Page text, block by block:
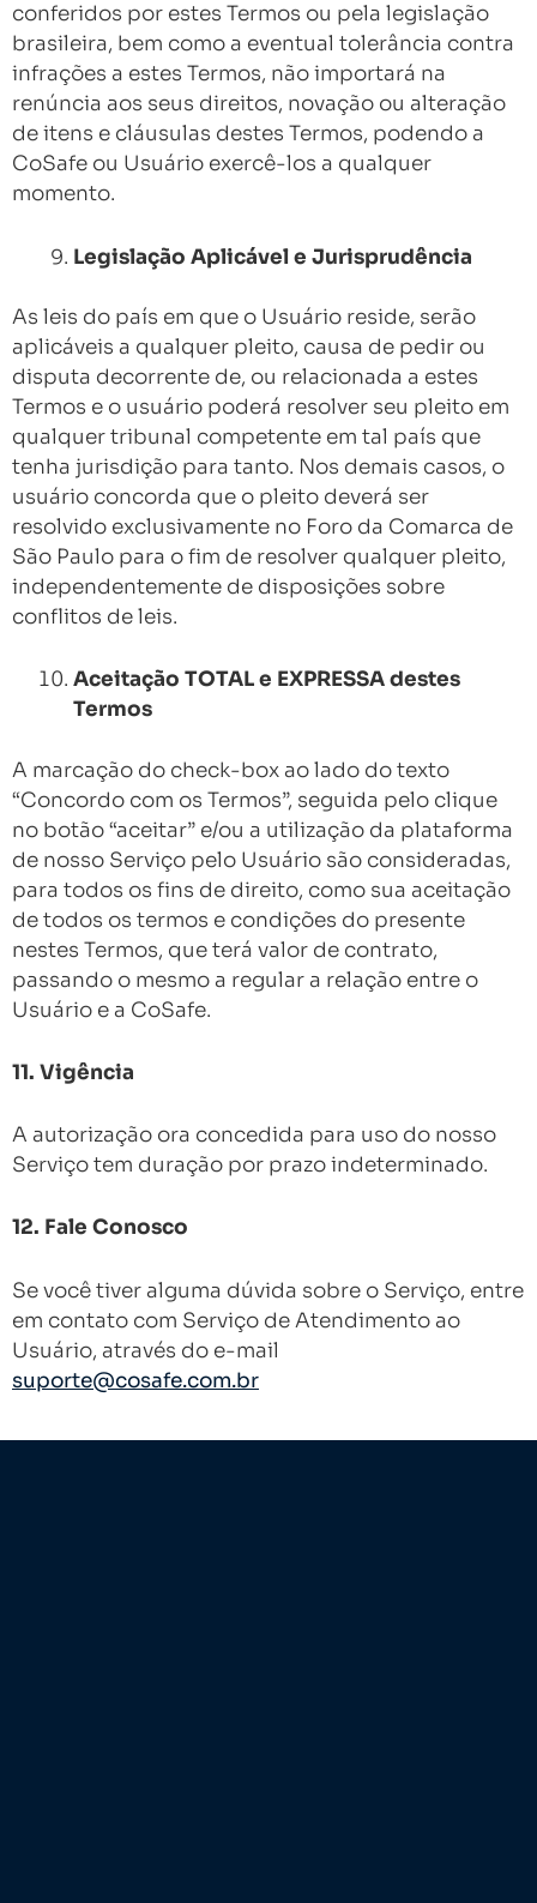
conferidos por estes Termos ou pela legislação
brasileira, bem como a eventual tolerância contra
infrações a estes Termos, não importará na
renúncia aos seus direitos, novação ou alteração
de itens e cláusulas destes Termos, podendo a
CoSafe ou Usuário exercê-los a qualquer
momento.
Legislação Aplicável e Jurisprudência
As leis do país em que o Usuário reside, serão
aplicáveis a qualquer pleito, causa de pedir ou
disputa decorrente de, ou relacionada a estes
Termos e o usuário poderá resolver seu pleito em
qualquer tribunal competente em tal país que
tenha jurisdição para tanto. Nos demais casos, o
usuário concorda que o pleito deverá ser
resolvido exclusivamente no Foro da Comarca de
São Paulo para o fim de resolver qualquer pleito,
independentemente de disposições sobre
conflitos de leis.
Aceitação TOTAL e EXPRESSA destes
Termos
A marcação do check-box ao lado do texto
“Concordo com os Termos”, seguida pelo clique
no botão “aceitar” e/ou a utilização da plataforma
de nosso Serviço pelo Usuário são consideradas,
para todos os fins de direito, como sua aceitação
de todos os termos e condições do presente
nestes Termos, que terá valor de contrato,
passando o mesmo a regular a relação entre o
Usuário e a CoSafe.
11. Vigência
A autorização ora concedida para uso do nosso
Serviço tem duração por prazo indeterminado.
12. Fale Conosco
Se você tiver alguma dúvida sobre o Serviço, entre
em contato com Serviço de Atendimento ao
Usuário, através do e-mail
suporte@cosafe.com.br